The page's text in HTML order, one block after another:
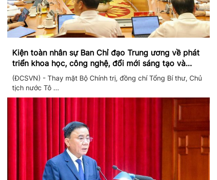
Kiện toàn nhân sự Ban Chỉ đạo Trung ương về phát
triển khoa học, công nghệ, đổi mới sáng tạo và
chuyển đổi số
(ĐCSVN) - Thay mặt Bộ Chính trị, đồng chí Tổng Bí thư, Chủ
tịch nước Tô ...